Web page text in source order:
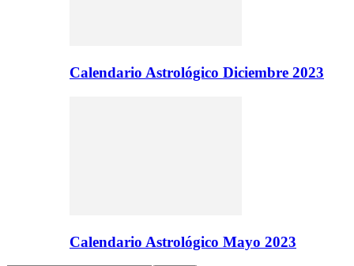
Calendario Astrológico Diciembre 2023
Calendario Astrológico Mayo 2023